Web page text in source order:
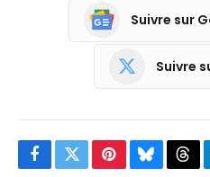
Suivre sur
Suivre
Facebook
TwitterPinterestBluesky